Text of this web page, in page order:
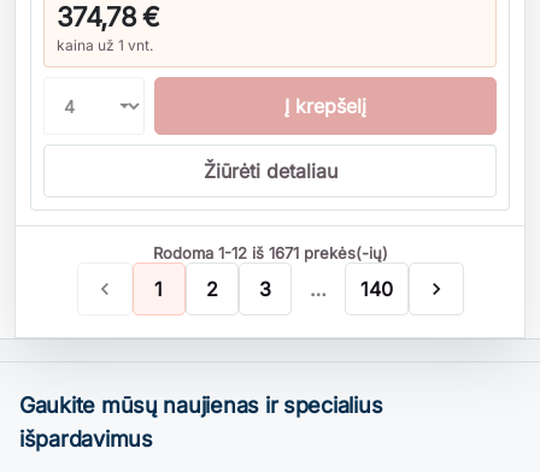
374,78 €
kaina už 1 vnt.
Į krepšelį
Žiūrėti detaliau
Rodoma 1-12 iš 1671 prekės(-ių)
 1 2 3 … 140 
Gaukite mūsų naujienas ir specialius
išpardavimus